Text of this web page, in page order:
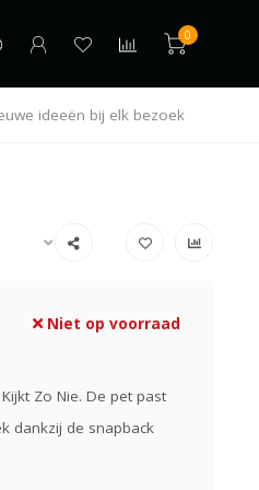
0
ideeën bij elk bezoek
Niet op voorraad
Zo Nie. De pet past
dankzij de snapback